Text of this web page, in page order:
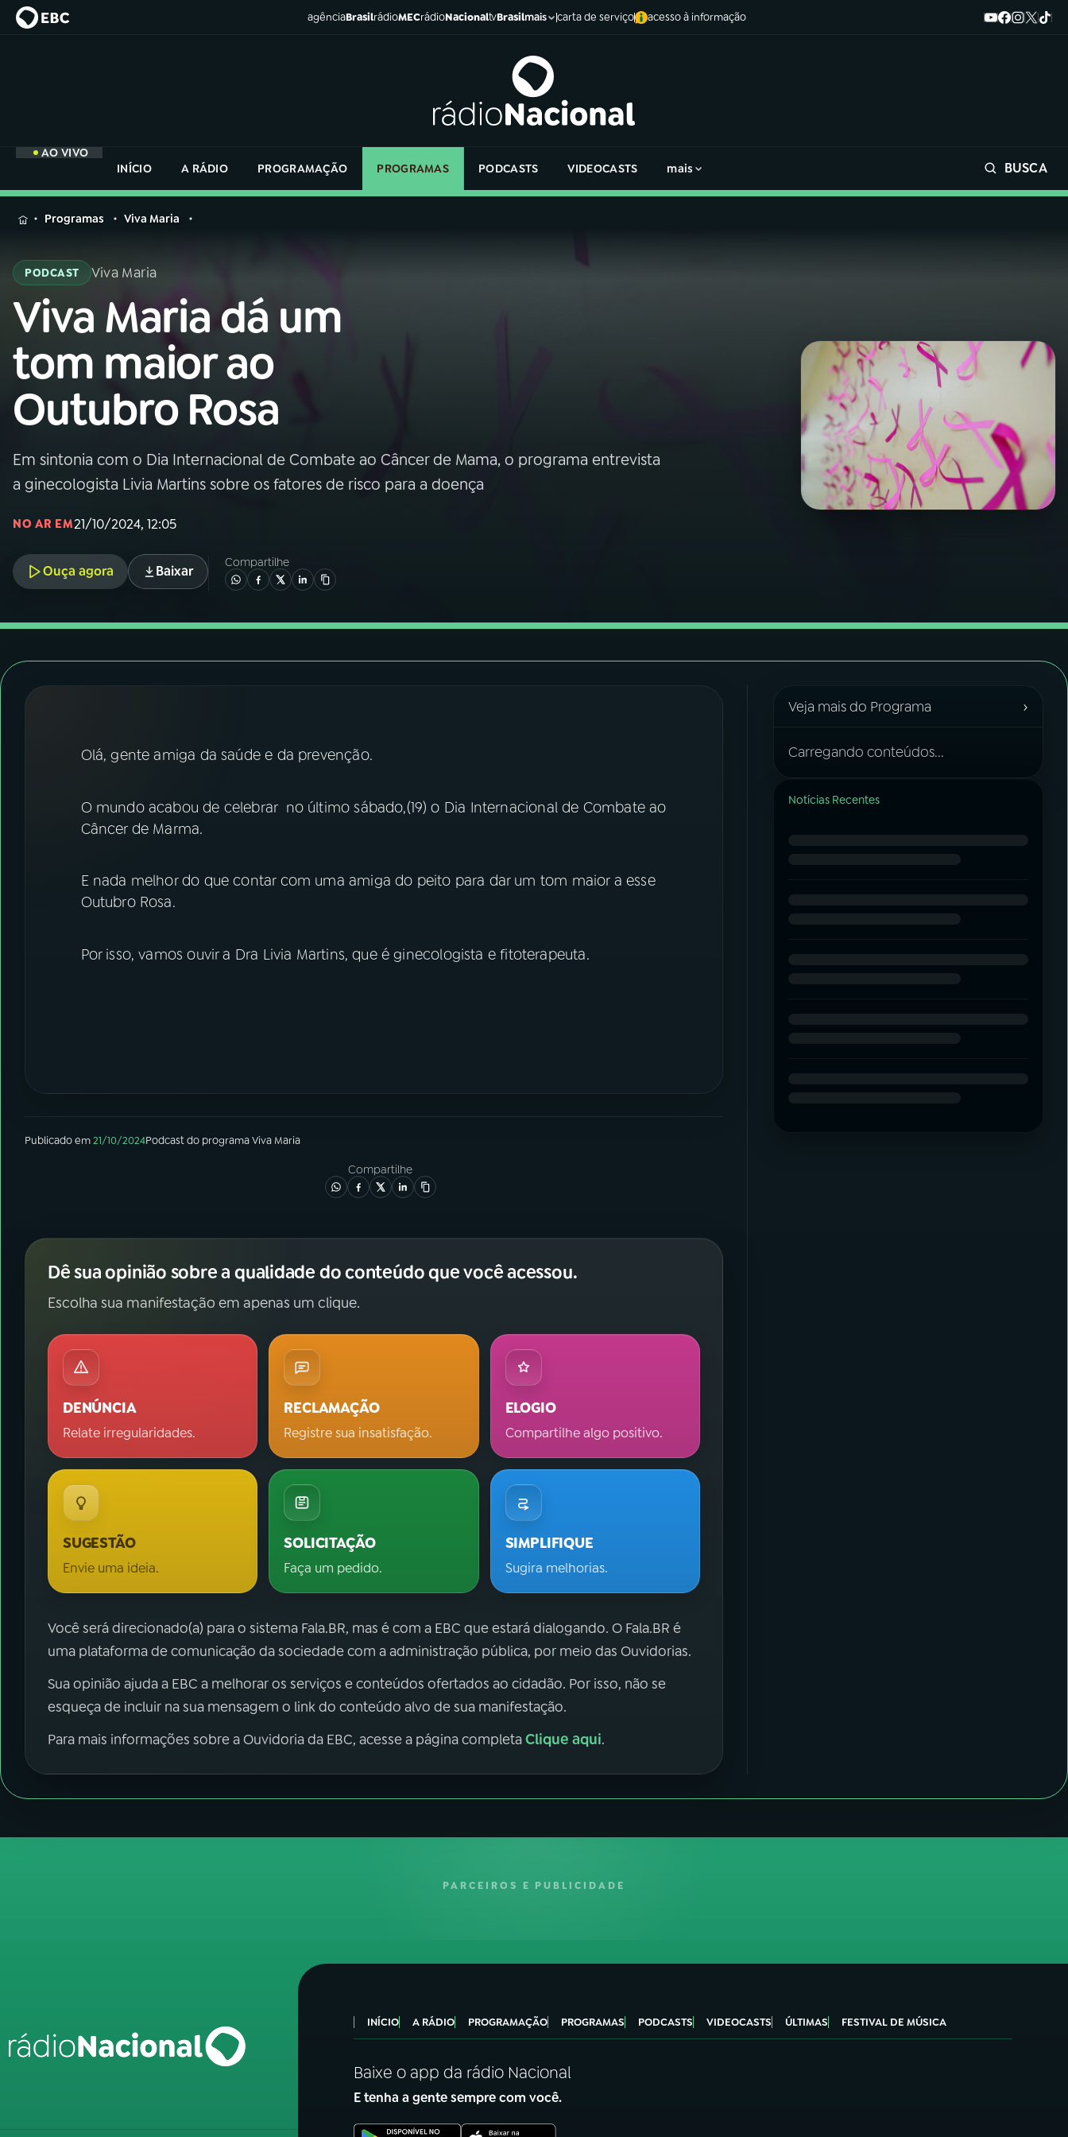
agênciaBrasilrádioMECrádioNacionaltvBrasilmais carta de serviço acesso à informação
AO VIVO
INÍCIO
A RÁDIO PROGRAMAÇÃO PROGRAMAS PODCASTS VIDEOCASTS mais BUSCA
MENU
Buscar
na
Rádio
Nacional
AO VIVO
01 INÍCIO
02A RÁDIO
04PROGRAMAS
06VIDEOCASTS
na
Rádio
Nacional
Programas Viva Maria
PODCAST Viva Maria
Viva Maria dá um
tom maior ao
Outubro Rosa
Em sintonia com o Dia Internacional de Combate ao Câncer de Mama, o programa entrevista
a ginecologista Livia Martins sobre os fatores de risco para a doença
NO AR EM21/10/2024, 12:05
Ouça agora Baixar
Compartilhe
Olá, gente amiga da saúde e da prevenção.
O mundo acabou de celebrar no último sábado,(19) o Dia Internacional de Combate ao
Câncer de Marma.
E nada melhor do que contar com uma amiga do peito para dar um tom maior a esse
Outubro Rosa.
Por isso, vamos ouvir a Dra Livia Martins, que é ginecologista e fitoterapeuta.
Publicado em21/10/2024Podcastdo programaViva Maria
Compartilhe
Dê sua opinião sobre a qualidade do conteúdo que você acessou.
Escolha sua manifestação em apenas um clique.
DENÚNCIA
Relate irregularidades.
RECLAMAÇÃO
Registre sua insatisfação.
ELOGIO
Compartilhe algo positivo.
SUGESTÃO
Envie uma ideia.
SOLICITAÇÃO
Faça um pedido.
SIMPLIFIQUE
Sugira melhorias.
Você será direcionado(a) para o sistema Fala.BR, mas é com a EBC que estará dialogando. O Fala.BR é
uma plataforma de comunicação da sociedade com a administração pública, por meio das Ouvidorias.
Sua opinião ajuda a EBC a melhorar os serviços e conteúdos ofertados ao cidadão. Por isso, não se
esqueça de incluir na sua mensagem o link do conteúdo alvo de sua manifestação.
Para mais informações sobre a Ouvidoria da EBC, acesse a página completaClique aqui.
Veja mais do Programa ›
Carregando conteúdos...
Notícias Recentes
PARCEIROS E PUBLICIDADE
INÍCIO A RÁDIO PROGRAMAÇÃO PROGRAMAS PODCASTS VIDEOCASTS ÚLTIMAS FESTIVAL DE MÚSICA
Baixe o app da rádio Nacional
E tenha a gente sempre com você.